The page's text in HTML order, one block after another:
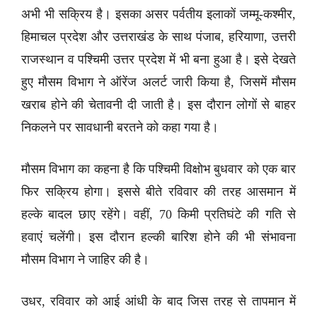
अभी भी सक्रिय है। इसका असर पर्वतीय इलाकों जम्मू-कश्मीर,
हिमाचल प्रदेश और उत्तराखंड के साथ पंजाब, हरियाणा, उत्तरी
राजस्थान व पश्चिमी उत्तर प्रदेश में भी बना हुआ है। इसे देखते
हुए मौसम विभाग ने ऑरेंज अलर्ट जारी किया है, जिसमें मौसम
खराब होने की चेतावनी दी जाती है। इस दौरान लोगों से बाहर
निकलने पर सावधानी बरतने को कहा गया है।
मौसम विभाग का कहना है कि पश्चिमी विक्षोभ बुधवार को एक बार
फिर सक्रिय होगा। इससे बीते रविवार की तरह आसमान में
हल्के बादल छाए रहेंगे। वहीं, 70 किमी प्रतिघंटे की गति से
हवाएं चलेंगी। इस दौरान हल्की बारिश होने की भी संभावना
मौसम विभाग ने जाहिर की है।
उधर, रविवार को आई आंधी के बाद जिस तरह से तापमान में